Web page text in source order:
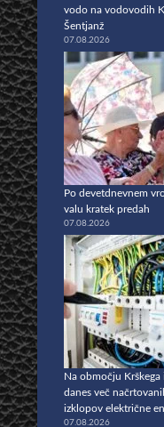
vodo na vodovodih
Šentjanž
07.08.2026
Po devetdnevnem
valu kratek predah
07.08.2026
Na območju Krškega
danes več
izklopov električne
07.08.2026